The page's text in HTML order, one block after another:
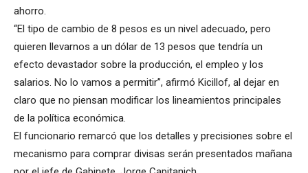
ahorro.
“El tipo de cambio de 8 pesos es un nivel adecuado, pero
quieren llevarnos a un dólar de 13 pesos que tendría un
efecto devastador sobre la producción, el empleo y los
salarios. No lo vamos a permitir”, afirmó Kicillof, al dejar en
claro que no piensan modificar los lineamientos principales
de la política económica.
El funcionario remarcó que los detalles y precisiones sobre el
mecanismo para comprar divisas serán presentados mañana